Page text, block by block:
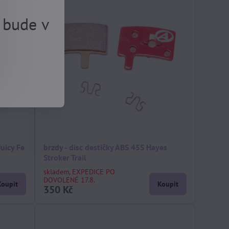
skladem, EXPEDICE PO
DOVOLENÉ 17.8.
350 Kč Koupit
v